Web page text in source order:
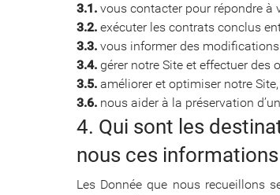
3.1. vous contacter pour répondre à
3.2. exécuter les contrats conclus
3.3. vous informer des
3.4. gérer notre Site et effectuer des
3.5. améliorer et optimiser notre
3.6. nous aider à la préservation
4. Qui sont les
nous ces informations
Les Donnée que nous recueillons